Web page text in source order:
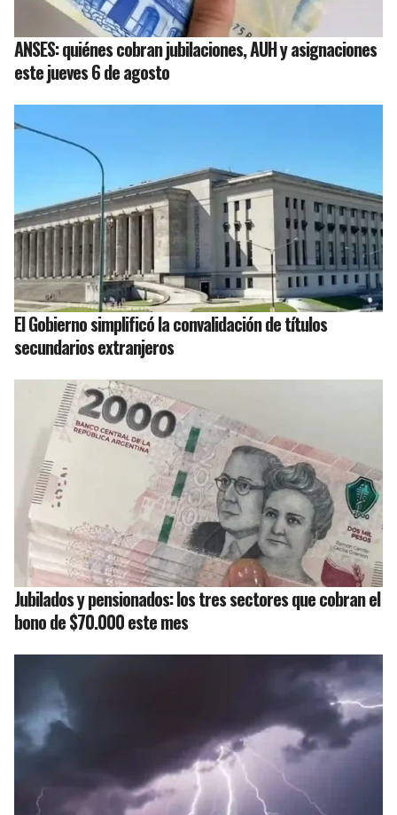
ANSES: quiénes cobran jubilaciones, AUH y asignaciones
este jueves 6 de agosto
El Gobierno simplificó la convalidación de títulos
secundarios extranjeros
Jubilados y pensionados: los tres sectores que cobran el
bono de $70.000 este mes